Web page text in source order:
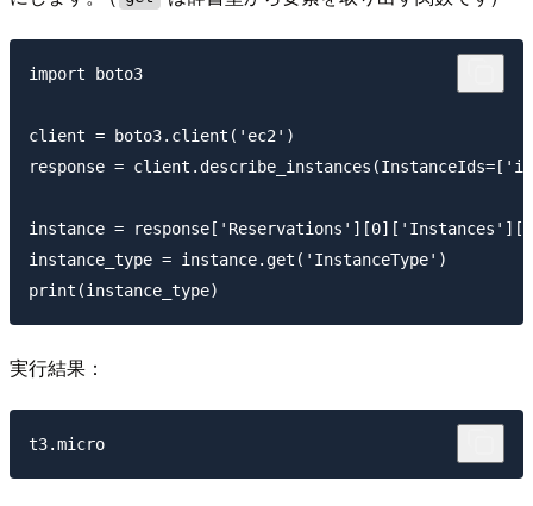
import boto3
client = boto3.client('ec2')
response =
instance =
instance_type = instance.get('InstanceType')
実行結果：